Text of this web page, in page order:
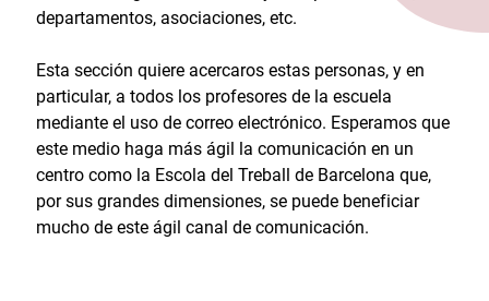
departamentos, asociaciones, etc.
Esta sección quiere acercaros estas personas, y en
particular, a todos los profesores de la escuela
mediante el uso de correo electrónico. Esperamos que
este medio haga más ágil la comunicación en un
centro como la Escola del Treball de Barcelona que,
por sus grandes dimensiones, se puede beneficiar
mucho de este ágil canal de comunicación.